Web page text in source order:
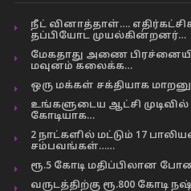
நீட் வினாத்தாள்….
தப்பியோட முயல்கின்றனர்…
மேகதாது அணை
மவுனம் கலைக்க…
ஒரு மக்கள் சக்தியாக
உங்களுடைய ஆட்சி
கோடியாக…
2 நாட்களில் மட்டும் 17
சம்பவங்கள்……
ரூ.5 கோடி மதிப்பிலான
வருடத்திற்கு ரூ.800 கோடி